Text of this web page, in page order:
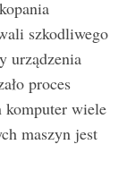
szkodliwego
urządzenia
proces
wiele
maszyn jest